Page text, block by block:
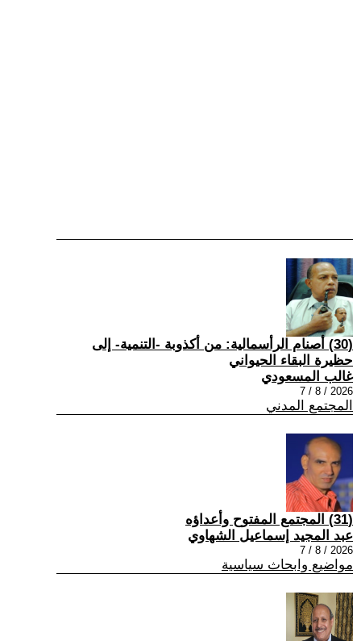
(30) أصنام الرأسمالية: من أكذوبة -التنمية- إلى
حظيرة البقاء الحيواني
غالب المسعودي
2026 / 8 / 7
المجتمع المدني
(31) المجتمع المفتوح وأعداؤه
عبد المجيد إسماعيل الشهاوي
2026 / 8 / 7
مواضيع وابحاث سياسية